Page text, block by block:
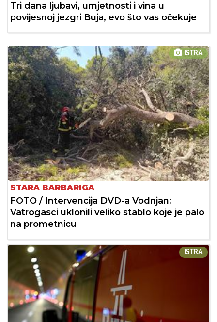
Tri dana ljubavi, umjetnosti i vina u
povijesnoj jezgri Buja, evo što vas očekuje
ISTRA
STARA BARBARIGA
FOTO / Intervencija DVD-a Vodnjan:
Vatrogasci uklonili veliko stablo koje je palo
na prometnicu
ISTRA